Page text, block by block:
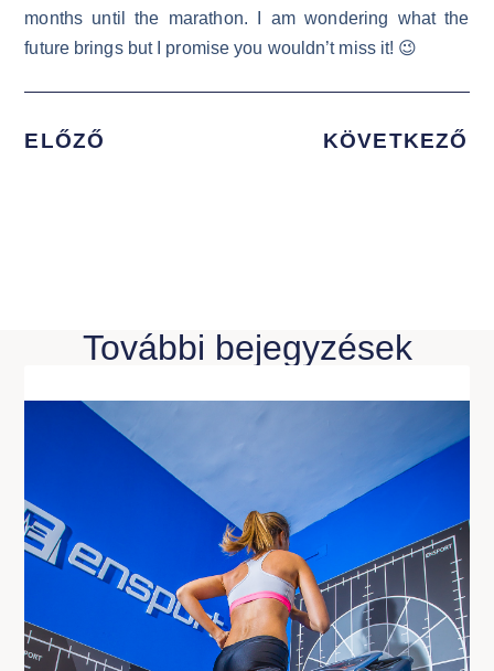
months until the marathon. I am wondering what the
future brings but I promise you wouldn’t miss it! 😉
ELŐZŐ KÖVETKEZŐ
További bejegyzések